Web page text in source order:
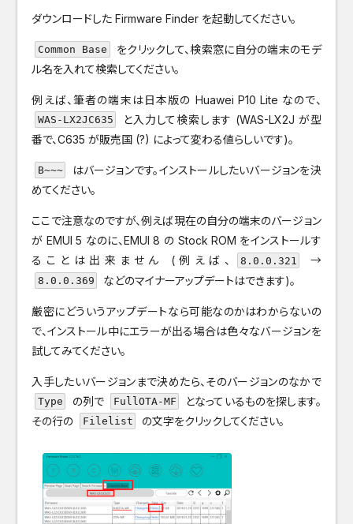
ダウンロードした Firmware Finder を起動してください。
Common Base
をクリックして、検索窓に自分の端末のモデ
ル名を入れて検索してください。
例えば、筆者の端末は日本版の Huawei P10 Lite なので、
WAS-LX2JC635
と入力して検索します (WAS-LX2J が型
番で、C635 が販売国 (?) によって変わる値らしいです)。
B~~~
はバージョンです。インストールしたいバージョンを決
めてください。
ここで注意なのですが、例えば現在の自分の端末のバージョン
が EMUI 5 なのに、EMUI 8 の Stock ROM をインストールす
ることは出来ません (例えば、
8.0.0.321 →
8.0.0.369 などのマイナーアップデートはできます)。
厳密にどういうアップデートなら可能なのかはわからないの
で、インストール中にエラーが出る場合は色々なバージョンを
試してみてください。
入手したいバージョンまで決めたら、そのバージョンのなかで
Type の列で FullOTA-MF
となっているものを探します。
その行の
Filelist の文字をクリックしてください。